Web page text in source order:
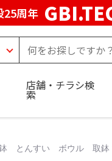
25周年
店舗・チラシ検
索
すい ボウル 取鉢 深